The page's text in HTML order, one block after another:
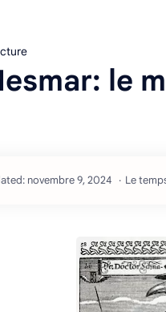
le
Le